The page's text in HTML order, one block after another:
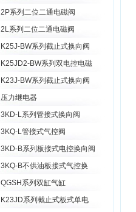
2P系列二位二通电磁阀
2L系列二位二通电磁阀
K25J-BW系列截止式换向阀
K25JD2-BW系列双电控电磁
K23J-BW系列截止式换向阀
压力继电器
3KD-L系列管接式换向阀
3KQ-L管接式气控阀
3KD-B系列板接式电控换向阀
3KQ-B不供油板接式气控换
QGSH系列双缸气缸
K23JD系列截止式板式单电